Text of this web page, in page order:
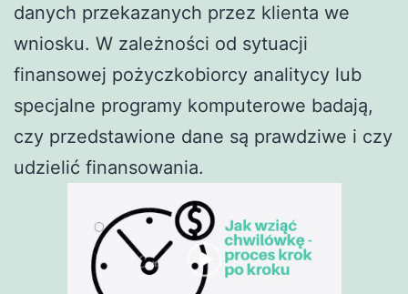
danych przekazanych przez klienta we
wniosku. W zależności od sytuacji
finansowej pożyczkobiorcy analitycy lub
specjalne programy komputerowe badają,
czy przedstawione dane są prawdziwe i czy
udzielić finansowania.